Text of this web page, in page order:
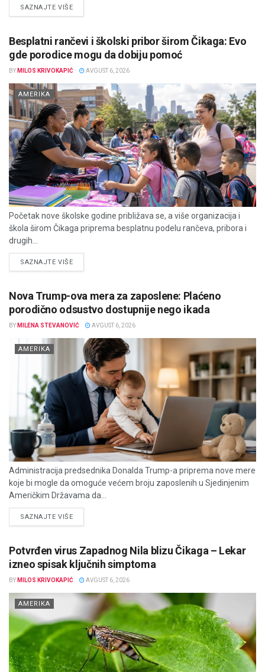
SAZNAJTE VIŠEDETAILS
Besplatni rančevi i školski pribor širom Čikaga: Evo
gde porodice mogu da dobiju pomoć
BY MILOS KRIVOKAPIĆ AVGUST 6, 2026
AMERIKA
Početak nove školske godine približava se, a više organizacija i
škola širom Čikaga priprema besplatnu podelu rančeva, pribora i
drugih...
SAZNAJTE VIŠEDETAILS
Nova Trump-ova mera za zaposlene: Plaćeno
porodično odsustvo dostupnije nego ikada
BY MILENA STEVANOVIĆ AVGUST 6, 2026
AMERIKA
Administracija predsednika Donalda Trump-a priprema nove mere
koje bi mogle da omoguće većem broju zaposlenih u Sjedinjenim
Američkim Državama da...
SAZNAJTE VIŠEDETAILS
Potvrđen virus Zapadnog Nila blizu Čikaga – Lekar
izneo spisak ključnih simptoma
BY MILOS KRIVOKAPIĆ AVGUST 6, 2026
AMERIKA